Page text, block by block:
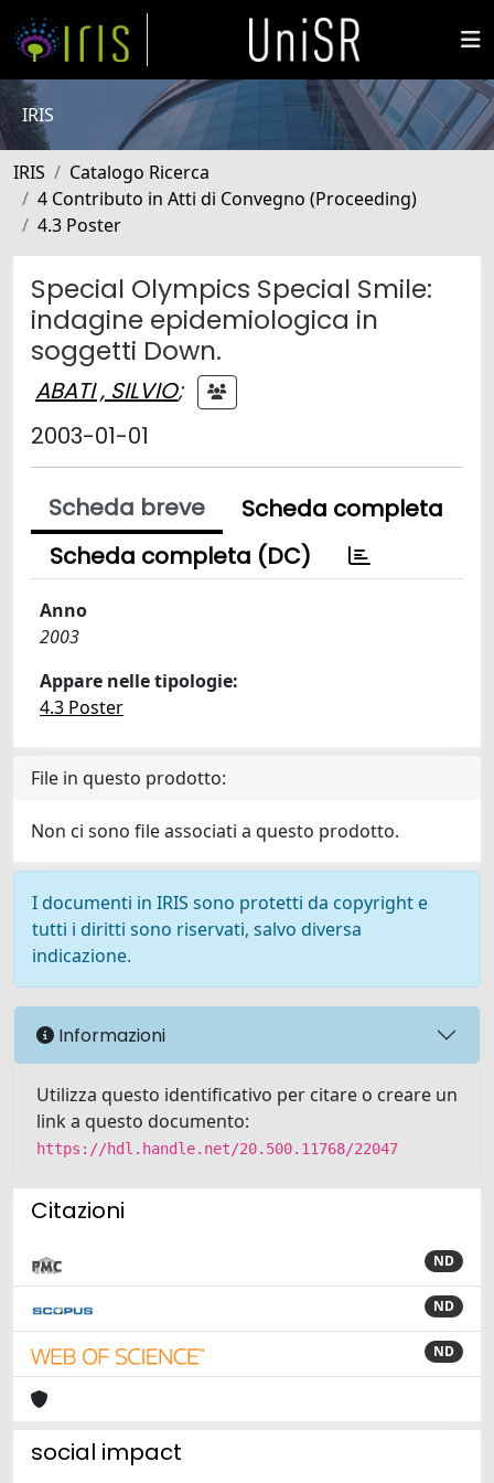
IRIS
IRIS
Catalogo Ricerca
4 Contributo in Atti di Convegno (Proceeding)
4.3 Poster
Special Olympics Special Smile:
indagine epidemiologica in
soggetti Down.
ABATI , SILVIO;
2003-01-01
Scheda breve
Scheda completa
Scheda completa (DC)
Anno
2003
Appare nelle tipologie:
4.3 Poster
File in questo prodotto:
Non ci sono file associati a questo prodotto.
I documenti in IRIS sono protetti da copyright e
tutti i diritti sono riservati, salvo diversa
indicazione.
Informazioni
Utilizza questo identificativo per citare o creare un
link a questo documento:
https://hdl.handle.net/20.500.11768/22047
Citazioni
ND
ND
ND
social impact